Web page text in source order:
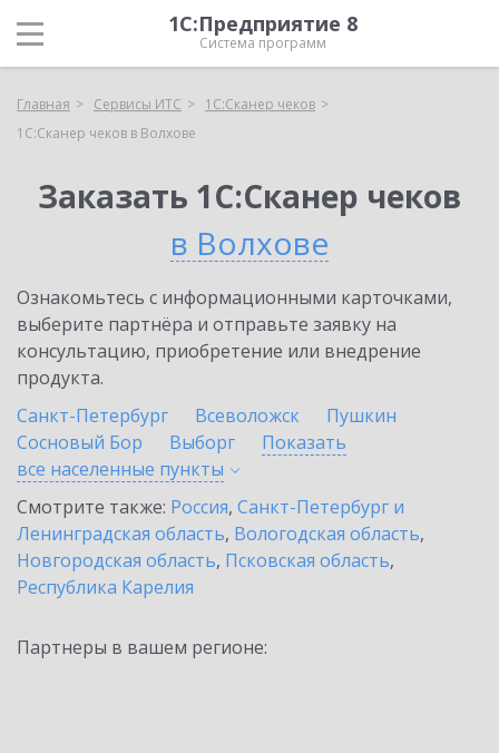
1С:Предприятие 8
Система программ
Главная Сервисы ИТС
1С:Сканер чеков
1С:Сканер чеков в Волхове
Заказать 1С:Сканер чеков
в Волхове
Ознакомьтесь с информационными карточками,
выберите партнёра и отправьте заявку на
консультацию, приобретение или внедрение
продукта.
Санкт-Петербург
Всеволожск
Пушкин
Сосновый Бор
Выборг
Показать
все населенные пункты
Смотрите также: Россия, Санкт-Петербург и
Ленинградская область, Вологодская область,
Новгородская область, Псковская область,
Республика Карелия
Партнеры в вашем регионе: